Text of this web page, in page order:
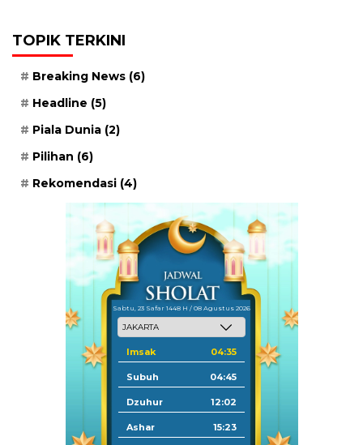
TOPIK TERKINI
Breaking News (6)
Headline (5)
Piala Dunia (2)
Pilihan (6)
Rekomendasi (4)
Sabtu, 23 Safar 1448 H / 08 Agustus 2026
Imsak 04:35
Subuh 04:45
Dzuhur 12:02
Ashar 15:23